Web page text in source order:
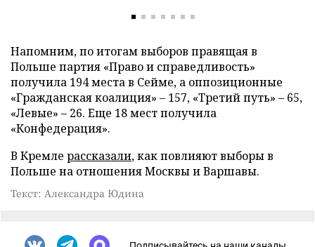
Напомним, по итогам выборов правящая в
Польше партия «Право и справедливость»
получила 194 места в Сейме, а оппозиционные
«Гражданская коалиция» – 157, «Третий путь» – 65,
«Левые» – 26. Еще 18 мест получила
«Конфедерация».
В Кремле рассказали, как повлияют выборы в
Польше на отношения Москвы и Варшавы.
Текст: Александра Юдина